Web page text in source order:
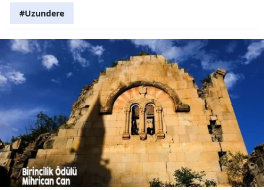
#Uzundere